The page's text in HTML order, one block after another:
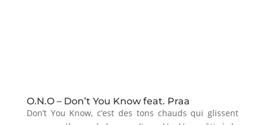
O.N.O – Don’t You Know feat. Praa
Don’t You Know, c’est des tons chauds qui glissent